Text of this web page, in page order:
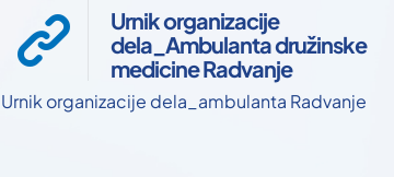
Urnik organizacije
dela_Ambulanta družinske
medicine Radvanje
Urnik organizacije dela_ambulanta Radvanje